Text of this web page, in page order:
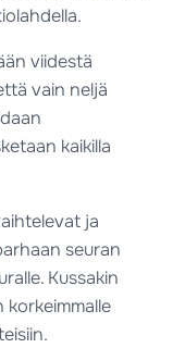
viidestä
vain neljä
kaikilla
ja
seuran
Kussakin
korkeimmalle